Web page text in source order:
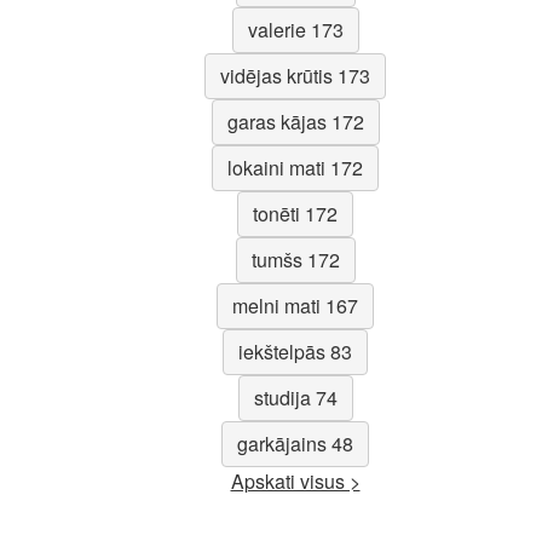
valerie 173
vidējas krūtis 173
garas kājas 172
lokaini mati 172
tonēti 172
tumšs 172
melni mati 167
iekštelpās 83
studija 74
garkājains 48
Apskati visus >